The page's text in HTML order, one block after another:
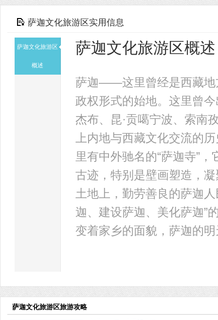
萨迦文化旅游区实用信息
萨迦文化旅游区
概述
萨迦文化旅游区概述
萨迦——这里曾经是西藏地
政权形式的始地。这里曾
杰布、昆·贡噶宁波、索南
上内地与西藏文化交流的
里有中外驰名的“萨迦寺”
古迹，特别是壁画塑造，
土地上，勤劳善良的萨迦
迦、建设萨迦、美化萨迦”
变着家乡的面貌，萨迦的
萨迦文化旅游区旅游攻略